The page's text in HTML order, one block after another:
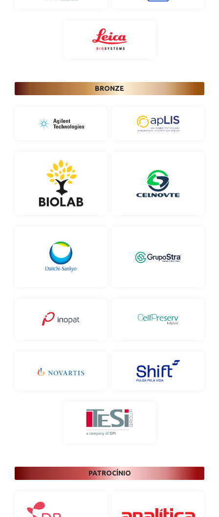
BRONZE
PATROCÍNIO